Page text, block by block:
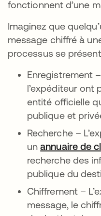
fonctionnent d’une
Imaginez que
message chiffré à
processus se
Enregistrement
l’expéditeur ont
entité officielle
publique et
Recherche –
unannuaire de
recherche des
publique du
Chiffrement –
message, le